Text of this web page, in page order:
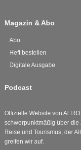
Magazin & Abo
Abo
Heft bestellen
Digitale Ausgabe
Podcast
Offizielle Website von
schwerpunktmäßig über die
Reise und Tourismus, der
greifen wir auf.